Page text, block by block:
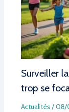
Surveiller
trop se
Actualités /08/